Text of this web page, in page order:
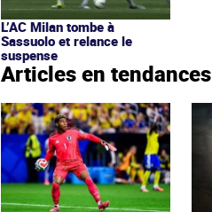
L’AC Milan tombe à
Sassuolo et relance le
suspense
Articles en tendances